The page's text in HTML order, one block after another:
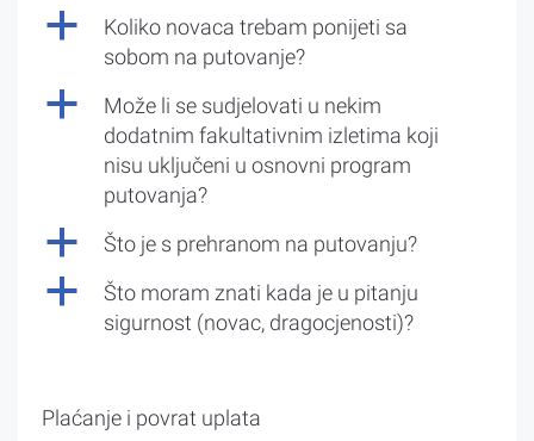
a
Koliko novaca trebam ponijeti sa
sobom na putovanje?
a
Može li se sudjelovati u nekim
dodatnim fakultativnim izletima koji
nisu uključeni u osnovni program
putovanja?
a Što je s prehranom na putovanju?
a
Što moram znati kada je u pitanju
sigurnost (novac, dragocjenosti)?
Plaćanje i povrat uplata